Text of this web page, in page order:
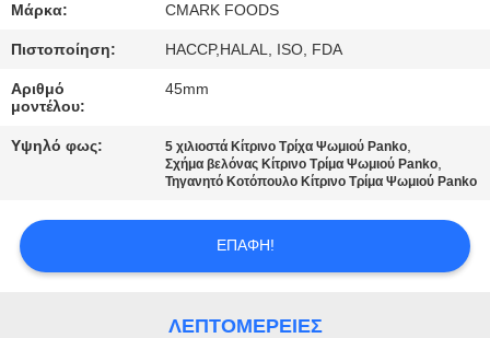
ΕΠΙΚΟΙΝΩΝΉΣΤΕ
ΜΑΖΊ
ΜΑΣ
ΥΠΟΘΈΣΕΙΣ
Μάρκα: CMARK FOODS
Πιστοποίηση: HACCP,HALAL, ISO, FDA
Αριθμό
μοντέλου:
45mm
Υψηλό φως: 5 χιλιοστά Κίτρινο Τρίχα Ψωμιού Panko,
Σχήμα βελόνας Κίτρινο Τρίμα Ψωμιού Panko,
Τηγανητό Κοτόπουλο Κίτρινο Τρίμα Ψωμιού Panko
ΕΠΑΦΉ!
ΛΕΠΤΟΜΈΡΕΙΕΣ